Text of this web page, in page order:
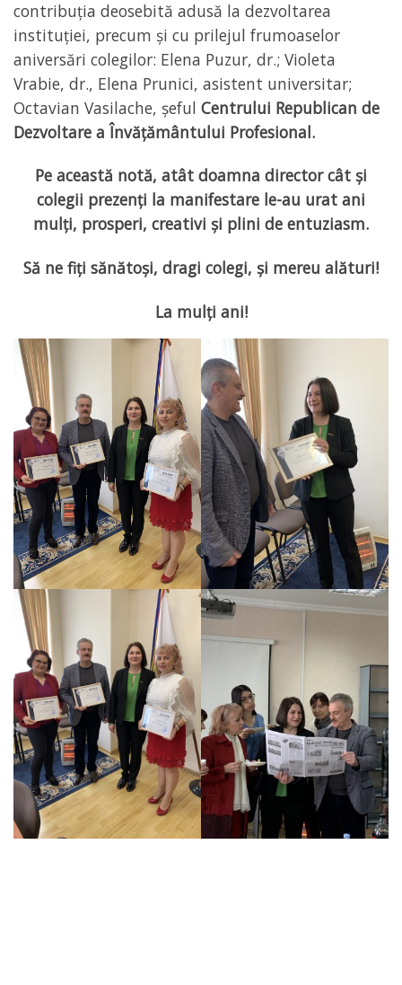
contribuția deosebită adusă la dezvoltarea
instituției, precum și cu prilejul frumoaselor
aniversări colegilor: Elena Puzur, dr.; Violeta
Vrabie, dr., Elena Prunici, asistent universitar;
Octavian Vasilache, șeful Centrului Republican de
Dezvoltare a Învăţământului Profesional.
Pe această notă, atât doamna director cât și
colegii prezenți la manifestare le-au urat ani
mulți, prosperi, creativi și plini de entuziasm.
Să ne fiți sănătoși, dragi colegi, și mereu alături!
La mulți ani!